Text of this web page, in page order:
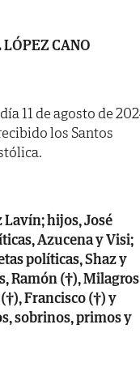
CANO
11 de agosto de
los Santos
Lavín; hijos, José
Azucena y Visi;
políticas, Shaz y
Ramón (†), Milagros
Francisco (†) y
sobrinos, primos y